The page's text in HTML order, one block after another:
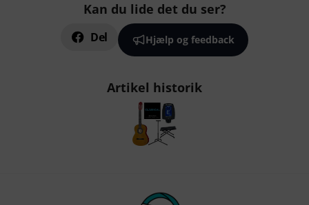
Kan du lide det du ser?
Del Hjælp og feedback
Artikel historik